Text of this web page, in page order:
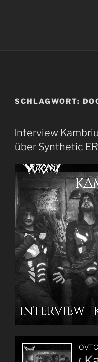
SCHLAGWORT:
Interview
über Synthetic